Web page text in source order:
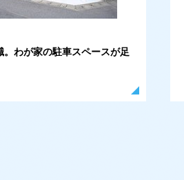
。わが家の駐車スペースが足